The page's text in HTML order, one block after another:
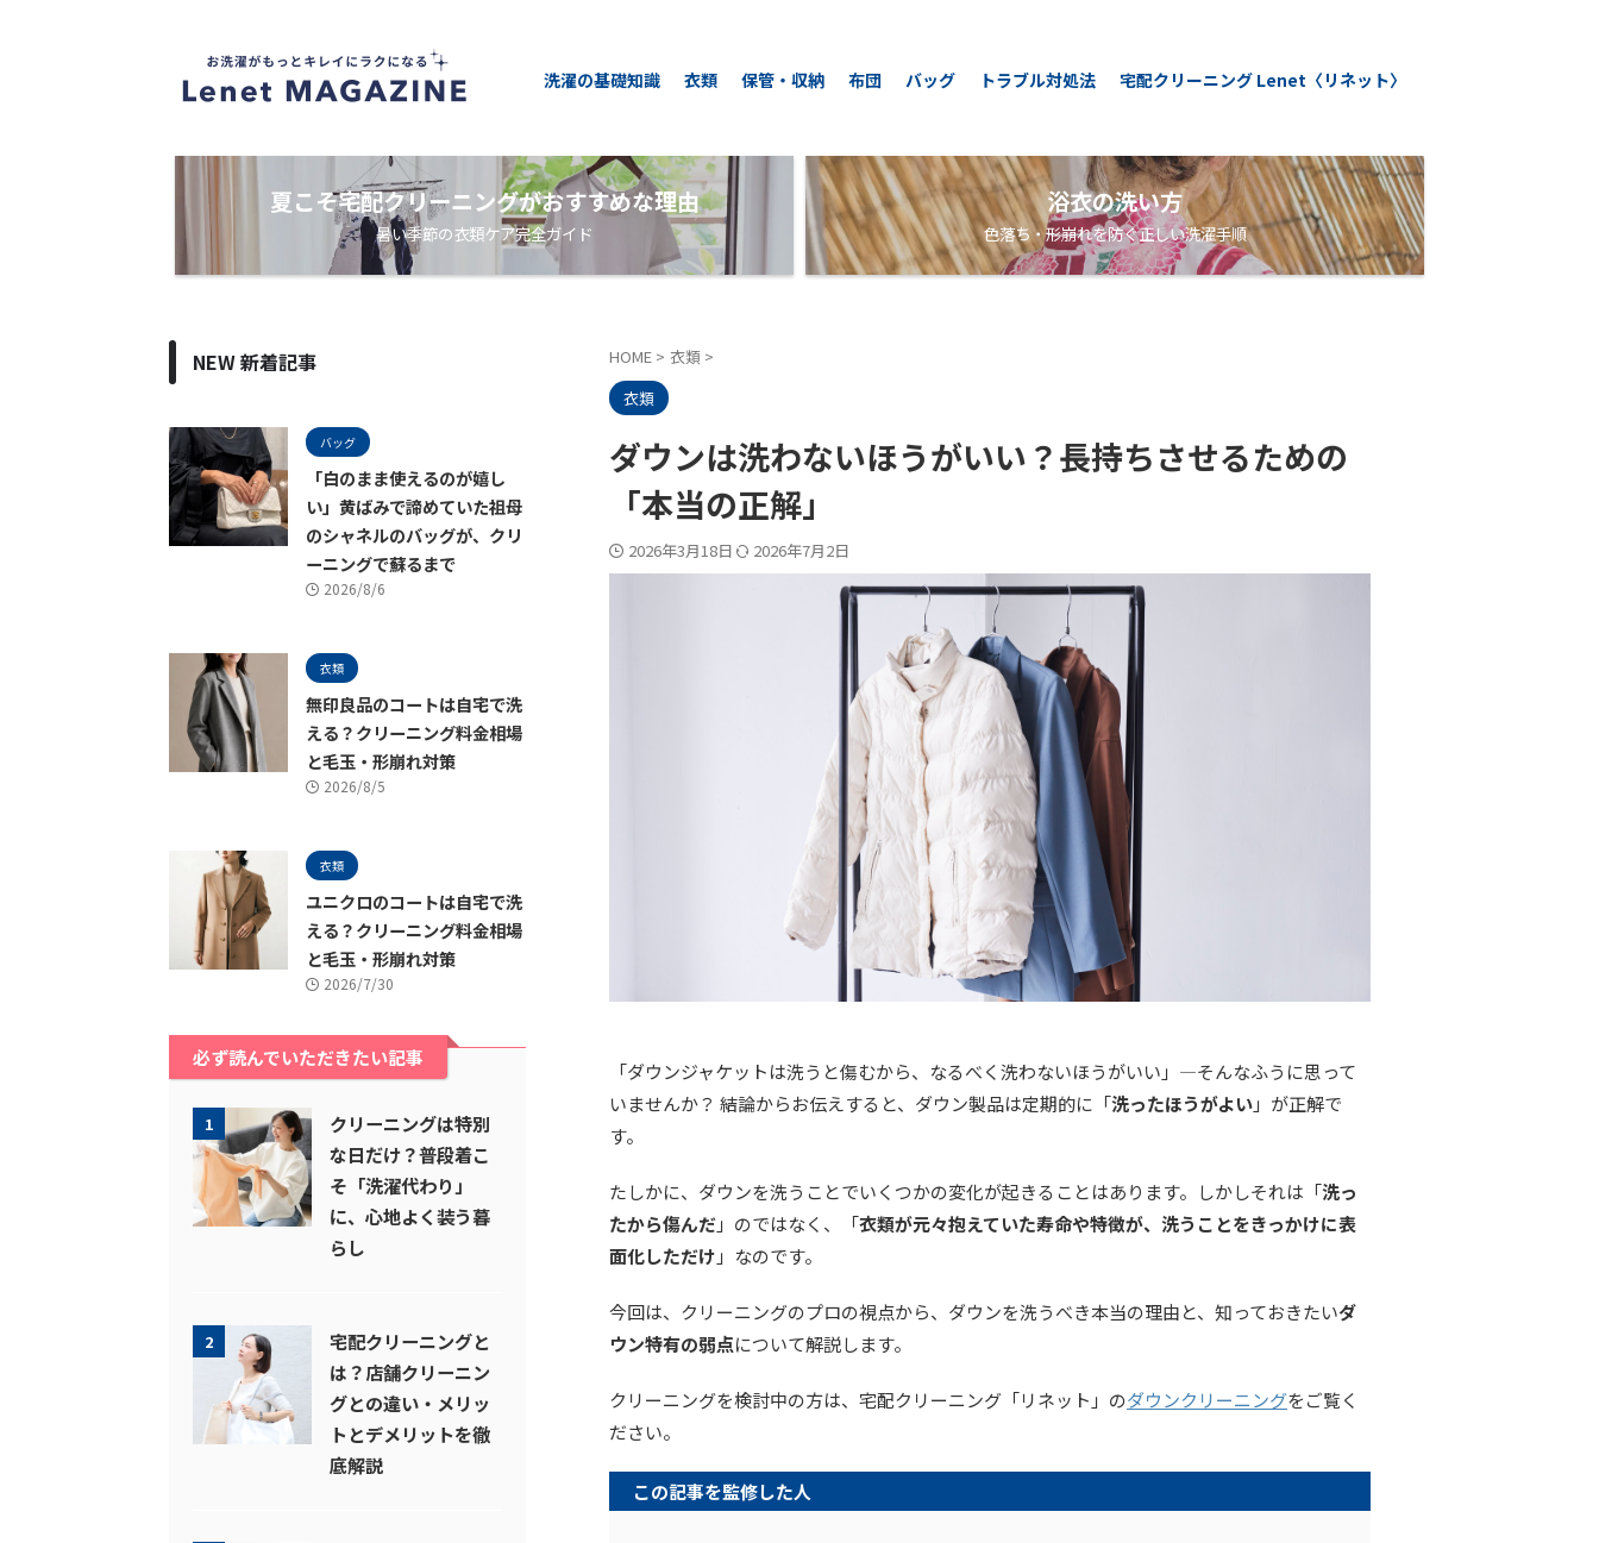
類
ケ
洗
ウ
ハ
ウ
メ
洗濯の基礎知識 衣類 保管・収納 布団 バッグ トラブル対処法 宅配クリーニング Lenet〈リネット〉
夏こそ宅配クリーニングがおすすめな理由
暑い季節の衣類ケア完全ガイド
浴衣の洗い方
色落ち・形崩れを防ぐ正しい洗濯手順
HOME > 衣類 >
衣類
ダウンは洗わないほうがいい？長持ちさせるための
「本当の正解」
2026年3月18日 2026年7月2日
「ダウンジャケットは洗うと傷むから、なるべく洗わないほうがいい」―そんなふうに思って
いませんか？ 結論からお伝えすると、ダウン製品は定期的に「洗ったほうがよい」が正解で
す。
たしかに、ダウンを洗うことでいくつかの変化が起きることはあります。しかしそれは「洗っ
たから傷んだ」のではなく、「衣類が元々抱えていた寿命や特徴が、洗うことをきっかけに表
面化しただけ 」なのです。
今回は、クリーニングのプロの視点から、ダウンを洗うべき本当の理由と、知っておきたいダ
ウン特有の弱点について解説します。
クリーニングを検討中の方は、宅配クリーニング「リネット」のダウンクリーニングをご覧く
ださい。
この記事を監修した人
NEW 新着記事
バッグ
「白のまま使えるのが嬉し
い」黄ばみで諦めていた祖母
のシャネルのバッグが、クリ
ーニングで蘇るまで
2026/8/6
衣類
無印良品のコートは自宅で洗
える？クリーニング料金相場
と毛玉・形崩れ対策
2026/8/5
衣類
ユニクロのコートは自宅で洗
える？クリーニング料金相場
と毛玉・形崩れ対策
2026/7/30
必ず読んでいただきたい記事
1
クリーニングは特別
な日だけ？普段着こ
そ「洗濯代わり」
に、心地よく装う暮
らし
2
宅配クリーニングと
は？店舗クリーニン
グとの違い・メリッ
トとデメリットを徹
底解説